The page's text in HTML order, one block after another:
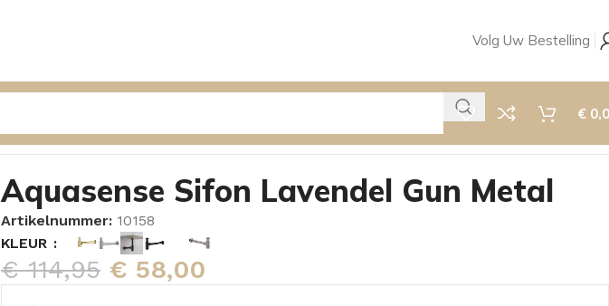
Volg Uw Bestelling
€
Aquasense Sifon Lavendel Gun Metal
Artikelnummer: 10158
KLEUR
€114,95 € 58,00